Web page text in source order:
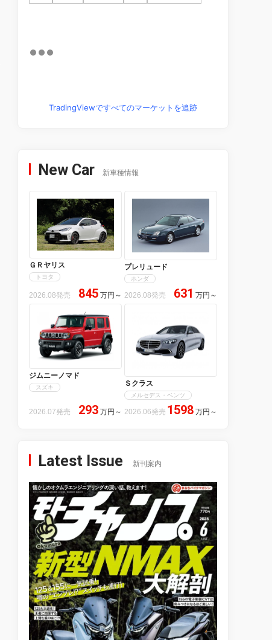
TradingViewですべてのマーケットを追跡
New Car 新車種情報
ＧＲヤリス
トヨタ
2026.08発売 845 万円 ～
プレリュード
ホンダ
2026.08発売 631 万円 ～
ジムニーノマド
スズキ
2026.07発売 293 万円 ～
Ｓクラス
メルセデス・ベンツ
2026.06発売 1598 万円 ～
Latest Issue 新刊案内